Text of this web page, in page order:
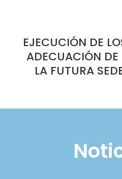
EJECUCIÓN DE
ADECUACIÓN DE
LA FUTURA